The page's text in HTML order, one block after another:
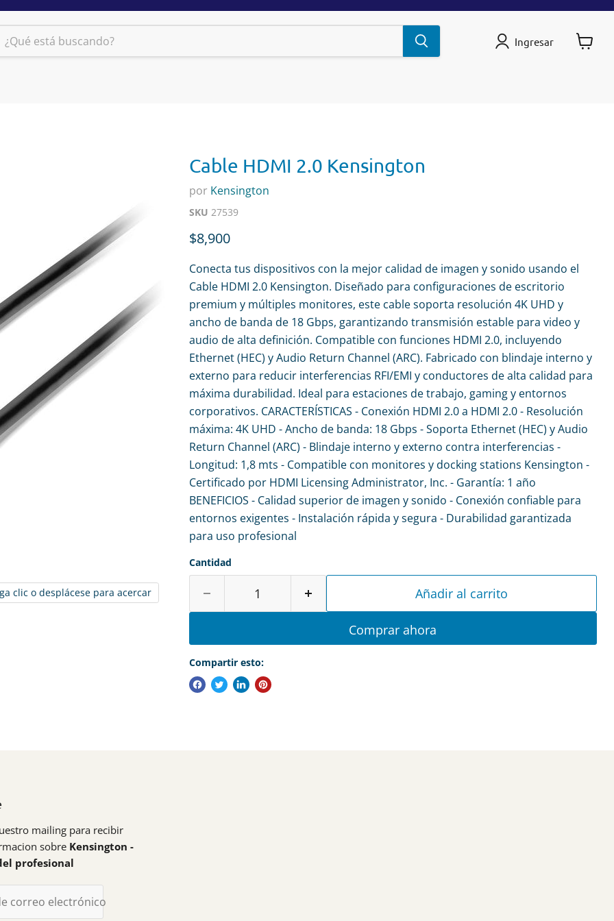
Ingresar
clic o desplácese para acercar
Cable HDMI 2.0 Kensington
por Kensington
SKU 27539
Precio actual
$8,900
Conecta tus dispositivos con la mejor calidad de imagen y sonido usando el
Cable HDMI 2.0 Kensington. Diseñado para configuraciones de escritorio
premium y múltiples monitores, este cable soporta resolución 4K UHD y
ancho de banda de 18 Gbps, garantizando transmisión estable para video y
audio de alta definición. Compatible con funciones HDMI 2.0, incluyendo
Ethernet (HEC) y Audio Return Channel (ARC). Fabricado con blindaje interno y
externo para reducir interferencias RFI/EMI y conductores de alta calidad para
máxima durabilidad. Ideal para estaciones de trabajo, gaming y entornos
corporativos. CARACTERÍSTICAS - Conexión HDMI 2.0 a HDMI 2.0 - Resolución
máxima: 4K UHD - Ancho de banda: 18 Gbps - Soporta Ethernet (HEC) y Audio
Return Channel (ARC) - Blindaje interno y externo contra interferencias -
Longitud: 1,8 mts - Compatible con monitores y docking stations Kensington -
Certificado por HDMI Licensing Administrator, Inc. - Garantía: 1 año
BENEFICIOS - Calidad superior de imagen y sonido - Conexión confiable para
entornos exigentes - Instalación rápida y segura - Durabilidad garantizada
para uso profesional
Cantidad
Añadir al carrito
Comprar ahora
Compartir esto:
mailing para recibir
sobre Kensington -
profesional
correo electrónico